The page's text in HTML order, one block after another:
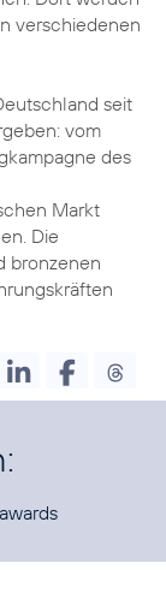
verschiedenen
seit
vom
des
Markt
Die
bronzenen